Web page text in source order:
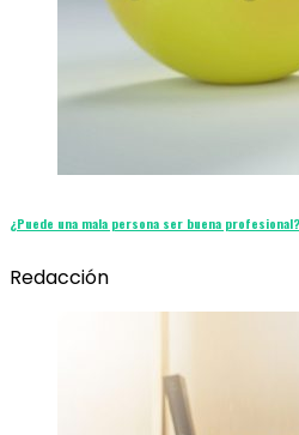
¿Puede una mala persona ser buena profesional?
Redacción